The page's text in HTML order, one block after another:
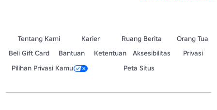
Tentang Kami Karier Ruang Berita
Orang Tua
Beli Gift Card
Bantuan Ketentuan Aksesibilitas
Privasi
Pilihan Privasi Kamu
Peta Situs